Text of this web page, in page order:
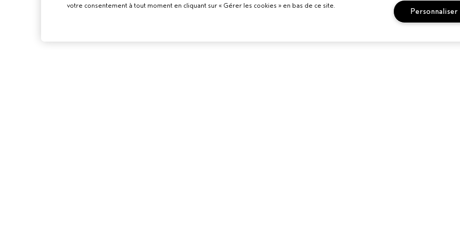
votre consentement à tout moment en cliquant sur « Gérer les cookies » en bas de ce site.
Personnaliser